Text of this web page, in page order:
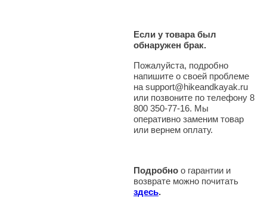
Если у товара был
обнаружен брак.
Пожалуйста, подробно
напишите о своей проблеме
на support@hikeandkayak.ru
или позвоните по телефону 8
800 350-77-16. Мы
оперативно заменим товар
или вернем оплату.
Подробно о гарантии и
возврате можно почитать
здесь.